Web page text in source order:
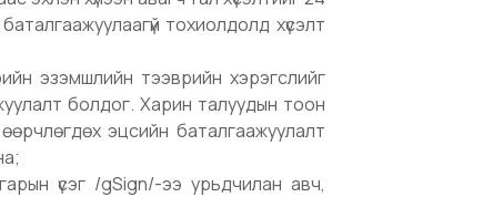
тохиолдолд хүсэлт
эзэмшлийн тээврийн хэрэгслийг
болдог. Харин талуудын тоон
эцсийн баталгаажуулалт
үсэг /gSign/-ээ урьдчилан авч,